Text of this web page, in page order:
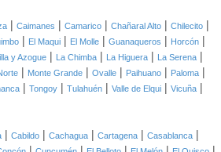
| Caimanes | Camarico | Chañaral Alto | Chilecito |
| El Maqui | El Molle | Guanaqueros | Horcón |
y Azogue | La Chimba | La Higuera | La Serena |
| Monte Grande | Ovalle | Paihuano | Paloma |
| Tongoy | Tulahuén | Valle de Elqui | Vicuña |
| Cabildo | Cachagua | Cartagena | Casablanca |